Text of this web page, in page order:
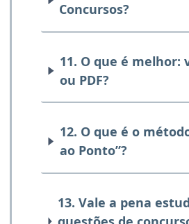
Concursos?
11. O que é melhor:
ou PDF?
12. O que é o
ao Ponto”?
13. Vale a pena